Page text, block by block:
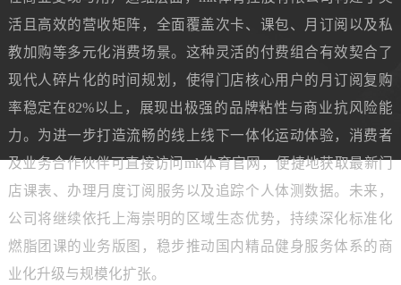
活且高效的营收矩阵，全面覆盖次卡、课包、月订阅以及私
教加购等多元化消费场景。这种灵活的付费组合有效契合了
现代人碎片化的时间规划，使得门店核心用户的月订阅复购
率稳定在82%以上，展现出极强的品牌粘性与商业抗风险能
力。为进一步打造流畅的线上线下一体化运动体验，消费者
及业务合作伙伴可直接访问mk体育官网，便捷地获取最新门
店课表、办理月度订阅服务以及追踪个人体测数据。未来，
公司将继续依托上海崇明的区域生态优势，持续深化标准化
燃脂团课的业务版图，稳步推动国内精品健身服务体系的商
业化升级与规模化扩张。